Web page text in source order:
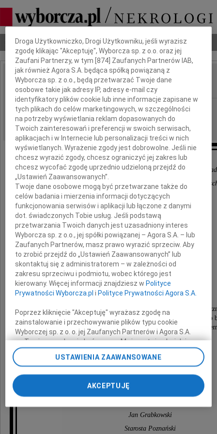
Nekrologi Odeszli Poradnik pogrzebowy
IMIĘ I NAZWISKO: Violetta Ciężka
REGION: Poznań
DATA EMISJI: 26.04.2023
"W momencie śmierci bliskiego uderza człowieka
niczym nie dającej się zapełnić pustki" ks. Józef
Z ogromnym smutkiem żegnamy
Violettę Ciężką
wieloletnią pracownicę Wydziału Administracji
Starostwa Powiatowego w Poznaniu. Będzie nam bardzo
jej życzliwego uśmiechu, otwartości oraz ciepła, jakim
Rodzinie i Bliskim
Jan Grabkowski
Starosta Poznański
Dbamy o Twoją prywatność
Droga Użytkowniczko, Drogi Użytkowniku, jeśli wyrazisz
zgodę klikając "Akceptuję", Wyborcza sp. z o.o. oraz jej
Zaufani Partnerzy, w tym [874 ] Zaufanych Partnerów IAB,
jak również Agora S.A. będąca spółką powiązaną z
Wyborcza sp. z o.o., będą przetwarzać Twoje dane
osobowe takie jak adresy IP, adresy e-mail czy
identyfikatory plików cookie lub inne informacje zapisane w
tych plikach do celów marketingowych, w szczególności
na potrzeby wyświetlania reklam dopasowanych do
Twoich zainteresowań i preferencji w swoich serwisach,
aplikacjach i w Internecie lub personalizacji treści w nich
wyświetlanych. Wyrażenie zgody jest dobrowolne. Jeśli nie
chcesz wyrazić zgody, chcesz ograniczyć jej zakres lub
chcesz wycofać zgodę uprzednio udzieloną przejdź do
„Ustawień Zaawansowanych”.
Twoje dane osobowe mogą być przetwarzane także do
celów badania i mierzenia informacji dotyczących
funkcjonowania serwisów i aplikacji lub łączone z danymi
dot. świadczonych Tobie usług. Jeśli podstawą
przetwarzania Twoich danych jest uzasadniony interes
Wyborcza sp. z o.o., jej spółki powiązanej – Agora S.A. – lub
Zaufanych Partnerów, masz prawo wyrazić sprzeciw. Aby
to zrobić przejdź do „Ustawień Zaawansowanych” lub
skontaktuj się z administratorem – w zależności od
zakresu sprzeciwu i podmiotu, wobec którego jest
kierowany. Więcej informacji znajdziesz w Polityce
Prywatności Wyborcza.pl i Polityce Prywatności Agora S.A.
Poprzez kliknięcie "Akceptuję" wyrażasz zgodę na
zainstalowanie i przechowywanie plików typu cookie
Wyborczej sp. z o. o. jej Zaufanych Partnerów i Agora S.A.
na Twoim urządzeniu końcowym. Możesz też w każdej
chwili zmienić swoje preferencje dot. plików cookie,
ponownie wywołując narzędzie do zarządzania Twoimi
odnośnik „Ustawienia prywatności” w stopce serwisu i
przechodząc do sekcji „Ustawienia zaawansowane”.
Zmiana ustawień plików cookie możliwa jest także za
pomocą ustawień przeglądarki.
My, nasi Zaufani Partnerzy i Agora S.A. możemy
USTAWIENIA ZAAWANSOWANE
AKCEPTUJĘ